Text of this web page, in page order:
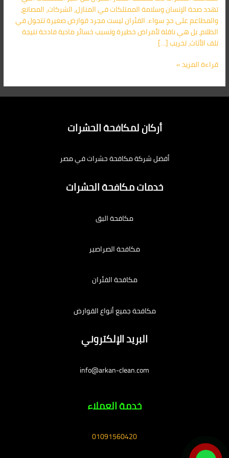
تهدد صحة الإنسان وسلامة الممتلكات في المنازل، الشركات، المصانع،
والمطاعم على حدٍ سواء. الفئران ليست مجرد قوارض صغيرة تتجول في
الظلام، بل هي ناقلة لأمراض خطيرة وتسبب خسائر مادية فادحة نتيجة
تلف الأثاث، تخريب […]
قراءة المزيد »
أركان لمكافحة الحشرات
أفضل شركة مكافحة حشرات في مصر
خدمات مكافحة الحشرات
مكافحة البق
مكافحة الصراصير
مكافحة الفئران
مكافحة جميع أنواع القوارض
البريد الإلكتروني
info@arkan-clean.com
خدمة العملاء
01091560420